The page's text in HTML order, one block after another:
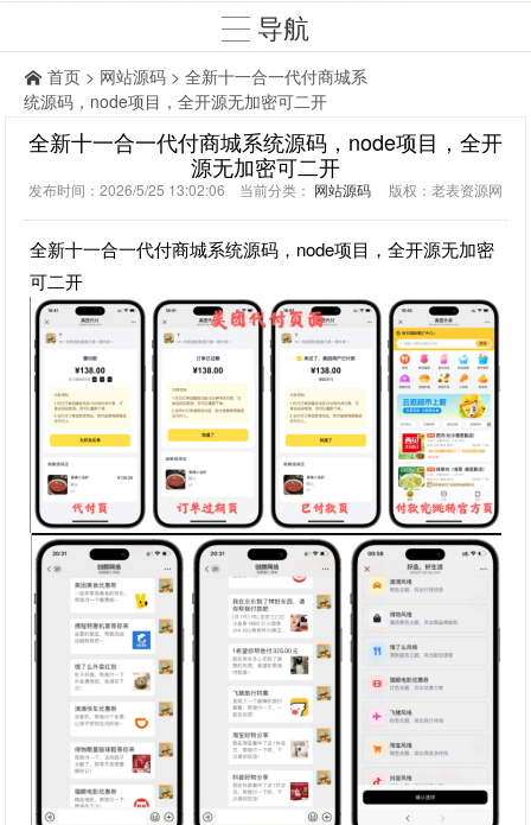
导航
首页 > 网站源码 > 全新十一合一代付商城系
统源码，node项目，全开源无加密可二开
全新十一合一代付商城系统源码，node项目，全开
源无加密可二开
发布时间：2026/5/25 13:02:06 当前分类： 网站源码 版权：老表资源网
全新十一合一代付商城系统源码，node项目，全开源无加密
可二开